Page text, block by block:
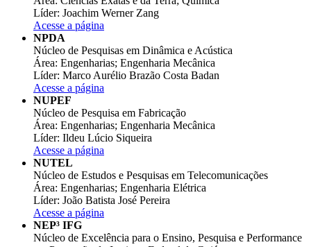
Líder: Joachim Werner Zang
Acesse a página
NPDA
Núcleo de Pesquisas em Dinâmica e Acústica
Área: Engenharias; Engenharia Mecânica
Líder: Marco Aurélio Brazão Costa Badan
Acesse a página
NUPEF
Núcleo de Pesquisa em Fabricação
Área: Engenharias; Engenharia Mecânica
Líder: Ildeu Lúcio Siqueira
Acesse a página
NUTEL
Núcleo de Estudos e Pesquisas em Telecomunicações
Área: Engenharias; Engenharia Elétrica
Líder: João Batista José Pereira
Acesse a página
NEP³ IFG
Núcleo de Excelência para o Ensino, Pesquisa e Performance